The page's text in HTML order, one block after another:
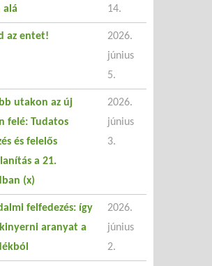
alá 14.
az entet!
2026.
június
5.
utakon az új
felé: Tudatos
és felelős
a 21.
(x)
2026.
június
3.
felfedezés: így
aranyat a
2026.
június
2.